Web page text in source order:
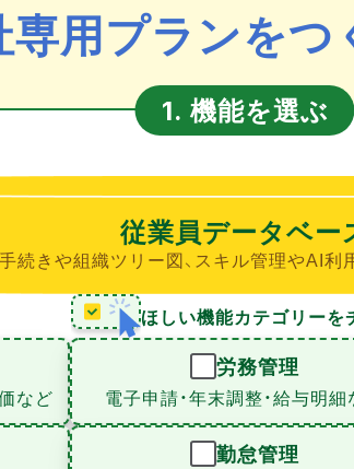
専用プランをつ
1. 機能を選ぶ
従業員データベー
続きや組織ツリー図、スキル管理やAI利
ほしい機能カテゴリーを
など
労務管理
電子申請・年末調整・給与明細
勤怠管理